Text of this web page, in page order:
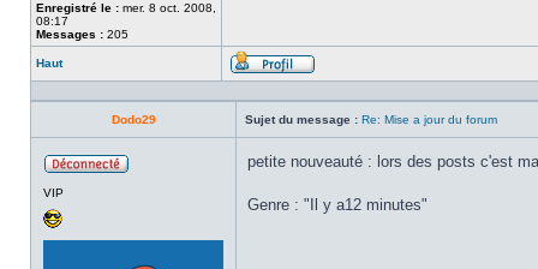
Enregistré le : mer. 8 oct. 2008,
08:17
Messages : 205
Haut
Profil
Dodo29 Sujet du message : Re: Mise a jour du forum
VIP
petite nouveauté : lors des posts c'est
Genre : "Il y a12 minutes"